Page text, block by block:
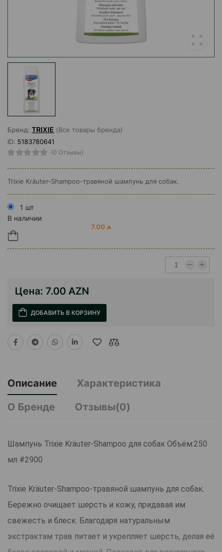
Бренд: TRIXIE (Все товары бренда)
ID: 5183780641
(0 Отзывы)
Trixie Kräuter-Shampoo-травяной шампунь для собак.
1 шт
В наличии
7.00 ₼
Цена: 7.00 AZN
ДОБАВИТЬ В КОРЗИНУ
Описание
Характеристика
О Бренде
Отзывы(0)
Шампунь Trixie Kräuter-Shampoo для собак Объём:250
мл #2900
Trixie Kräuter-Shampoo-травяной шампунь для собак.
Бережно очищает шерсть и кожу, придавая им
свежесть и блеск. Благодаря натуральным
экстрактам трав питает и укрепляет шерсть, делая её